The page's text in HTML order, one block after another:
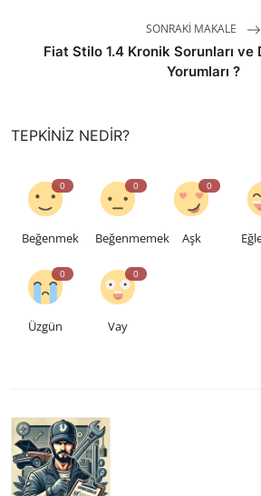
SONRAKI MAKALE
Fiat Stilo 1.4 Kronik Sorunları ve
Yorumları ?
TEPKINIZ NEDIR?
0
Beğenmek
0
Beğenmemek
0
Aşk
0
Üzgün
0
Vay